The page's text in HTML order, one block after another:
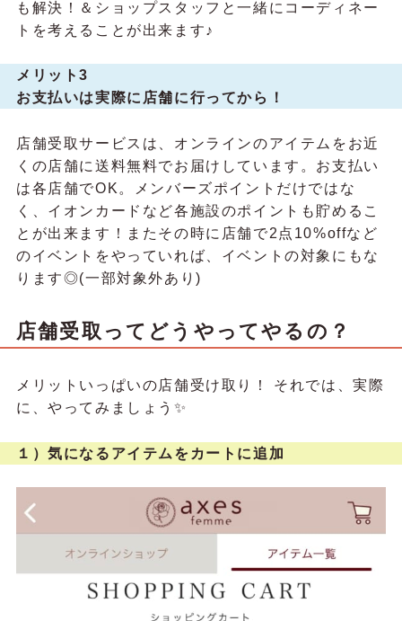
も解決！＆ショップスタッフと一緒にコーディネー
トを考えることが出来ます♪
メリット3
お支払いは実際に店舗に行ってから！
店舗受取サービスは、オンラインのアイテムをお近
くの店舗に送料無料でお届けしています。お支払い
は各店舗でOK。メンバーズポイントだけではな
く、イオンカードなど各施設のポイントも貯めるこ
とが出来ます！またその時に店舗で2点10%offなど
のイベントをやっていれば、イベントの対象にもな
ります◎(一部対象外あり)
店舗受取ってどうやってやるの？
メリットいっぱいの店舗受け取り！ それでは、実際
に、やってみましょう✨️
１）気になるアイテムをカートに追加